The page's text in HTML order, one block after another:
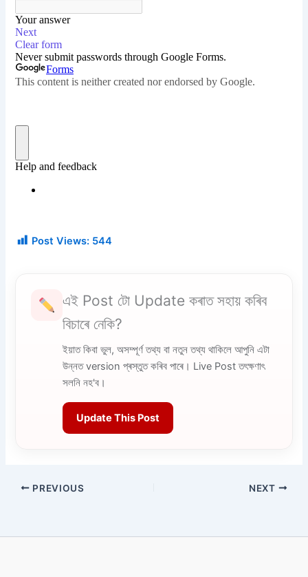
Post Views: 544
এই Post টো Update কৰাত সহায় কৰিব
বিচাৰে নেকি?
ইয়াত কিবা ভুল, অসম্পূৰ্ণ তথ্য বা নতুন তথ্য থাকিলে আপুনি এটা
উন্নত version প্ৰস্তুত কৰিব পাৰে। Live Post তৎক্ষণাৎ
সলনি নহ'ব।
Update This Post
PREVIOUS NEXT